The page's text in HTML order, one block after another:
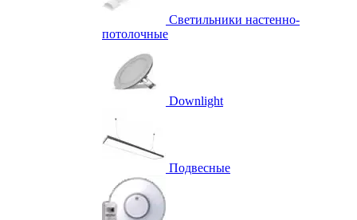
Светильники настенно-
потолочные
Downlight
Подвесные